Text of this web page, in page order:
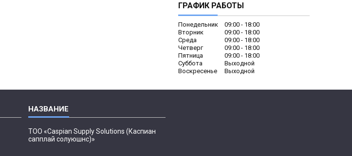
ГРАФИК РАБОТЫ
Понедельник 09:00
18:00
Вторник
09:00
18:00
Среда
09:00
18:00
Четверг
09:00
18:00
Пятница
09:00
18:00
Суббота
Выходной
Воскресенье
Выходной
ТОО «Caspian Supply Solutions (Каспиан
сапплай солуюшнс)»